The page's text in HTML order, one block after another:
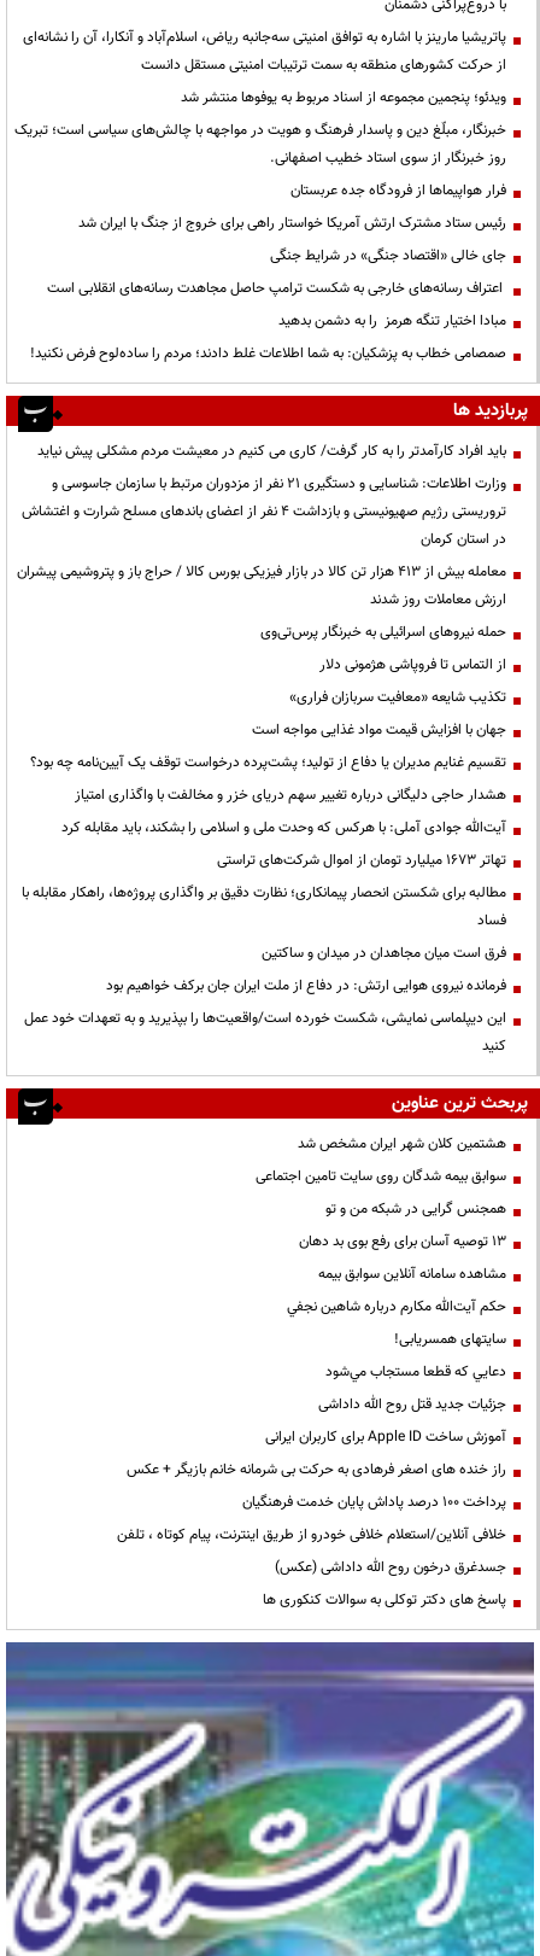
با دروغ‌پراکنی دشمنان
پاتریشیا مارینز با اشاره به توافق امنیتی سه‌جانبه ریاض، اسلام‌آباد و آنکارا، آن را نشانه‌ای
از حرکت کشورهای منطقه به سمت ترتیبات امنیتی مستقل دانست
ویدئو؛ پنجمین مجموعه از اسناد مربوط به یوفوها منتشر شد
خبرنگار، مبلّغ دین و پاسدار فرهنگ و هویت در مواجهه با چالش‌های سیاسی است؛ تبریک
روز خبرنگار از سوی استاد خطیب اصفهانی.
فرار هواپیماها از فرودگاه جده عربستان
رئیس ستاد مشترک ارتش آمریکا خواستار راهی برای خروج از جنگ با ایران شد
جای خالی «اقتصاد جنگی» در شرایط جنگی
اعتراف رسانه‌های خارجی به شکست ترامپ حاصل مجاهدت رسانه‌های انقلابی است
مبادا اختیار تنگه هرمز را به دشمن بدهید
صمصامی خطاب به پزشکیان: به شما اطلاعات غلط دادند؛ مردم را ساده‌لوح فرض نکنید!
پربازدید ها
باید افراد کارآمدتر را به کار گرفت/ کاری می کنیم در معیشت مردم مشکلی پیش نیاید
وزارت اطلاعات: شناسایی و دستگیری ۲۱ نفر از مزدوران مرتبط با سازمان جاسوسی و
تروریستی رژیم صهیونیستی و بازداشت ۴ نفر از اعضای باندهای مسلح شرارت و اغتشاش
در استان کرمان
معامله بیش از ۴۱۳ هزار تن کالا در بازار فیزیکی بورس کالا / حراج باز و پتروشیمی پیشران
ارزش معاملات روز شدند
حمله نیروهای اسرائیلی به خبرنگار پرس‌تی‌وی
از التماس تا فروپاشی هژمونی دلار
تکذیب شایعه «معافیت سربازان فراری»
جهان با افزایش قیمت مواد غذایی مواجه است
تقسیم غنایم مدیران یا دفاع از تولید؛ پشت‌پرده درخواست توقف یک آیین‌نامه چه بود؟
هشدار حاجی دلیگانی درباره تغییر سهم دریای خزر و مخالفت با واگذاری امتیاز
آیت‌الله جوادی آملی: با هرکس که وحدت ملی و اسلامی را بشکند، باید مقابله کرد
تهاتر ۱۶۷۳ میلیارد تومان از اموال شرکت‌های تراستی
مطالبه برای شکستن انحصار پیمانکاری؛ نظارت دقیق بر واگذاری پروژه‌ها، راهکار مقابله با
فساد
فرق است میان مجاهدان در میدان و ساکتین
فرمانده نیروی هوایی ارتش: در دفاع از ملت ایران جان برکف خواهیم بود
این دیپلماسی نمایشی، شکست خورده است/واقعیت‌ها را بپذیرید و به تعهدات خود عمل
کنید
پربحث ترین عناوین
هشتمین کلان شهر ایران مشخص شد
سوابق بیمه شدگان روی سایت تامین اجتماعی
همجنس گرایی در شبکه من و تو
13 توصیه آسان برای رفع بوی بد دهان
مشاهده سامانه آنلاين سوابق بیمه
حكم آيت‌الله مكارم درباره شاهين نجفي
سایتهای همسریابی!
دعايي كه قطعا مستجاب مي‌شود
جزئیات جدید قتل روح الله داداشی
آموزش ساخت Apple ID برای کاربران ایرانی
راز خنده های اصغر فرهادی به حرکت بی شرمانه خانم بازیگر + عکس
پرداخت ۱۰۰ درصد پاداش پایان خدمت فرهنگیان
خلافی آنلاین/استعلام خلافی خودرو از طریق اینترنت، پیام کوتاه ، تلفن
جسدغرق درخون روح الله داداشی (عکس)
پاسخ های دکتر توکلی به سوالات کنکوری ها